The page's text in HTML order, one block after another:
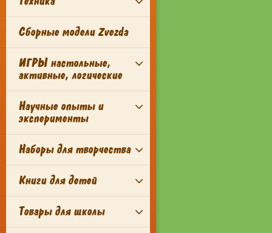
Сборные модели Zvezda
ИГРЫ настольные,
активные, логические
Научные опыты и
эксперименты
Наборы для творчества
Книги для детей
Товары для школы